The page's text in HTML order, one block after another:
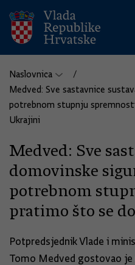
Naslovnica
Medved: Sve sastavnice
potrebnom stupnju
Ukrajini
Medved: Sve
domovinske
potrebnom
pratimo što se
Potpredsjednik Vlade i
Tomo Medved gostovao